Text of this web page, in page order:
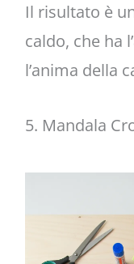
Il risultato è
caldo, che ha
l’anima della
5. Mandala